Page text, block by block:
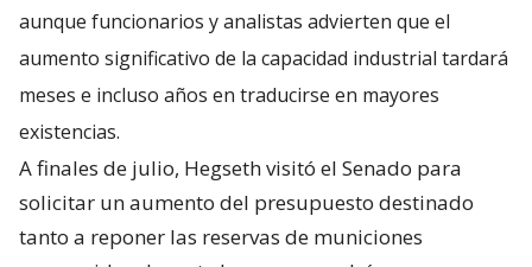
aunque funcionarios y analistas advierten que el
aumento significativo de la capacidad industrial tardará
meses e incluso años en traducirse en mayores
existencias.
A finales de julio, Hegseth visitó el Senado para
solicitar un aumento del presupuesto destinado
tanto a reponer las reservas de municiones